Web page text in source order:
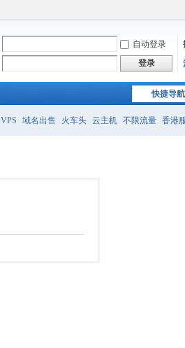
自动登录
登录
快捷导航
VPS 域名出售 火车头 云主机 不限流量 香港